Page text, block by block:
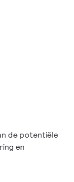
de potentiële
en